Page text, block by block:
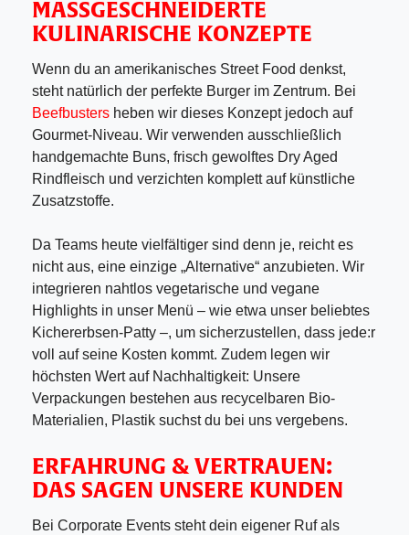
MASSGESCHNEIDERTE K
ULINARISCHE KONZEPTE
Wenn du an amerikanisches Street Food denkst,
steht natürlich der perfekte Burger im Zentrum. Bei
Beefbusters heben wir dieses Konzept jedoch auf
Gourmet-Niveau. Wir verwenden ausschließlich
handgemachte Buns, frisch gewolftes Dry Aged
Rindfleisch und verzichten komplett auf künstliche
Zusatzstoffe.
Da Teams heute vielfältiger sind denn je, reicht es
nicht aus, eine einzige „Alternative“ anzubieten. Wir
integrieren nahtlos vegetarische und vegane
Highlights in unser Menü – wie etwa unser beliebtes
Kichererbsen-Patty –, um sicherzustellen, dass jede:r
voll auf seine Kosten kommt. Zudem legen wir
höchsten Wert auf Nachhaltigkeit: Unsere
Verpackungen bestehen aus recycelbaren Bio-
Materialien, Plastik suchst du bei uns vergebens.
ERFAHRUNG & VERTRAUEN:
DAS SAGEN UNSERE KUNDEN
Bei Corporate Events steht dein eigener Ruf als